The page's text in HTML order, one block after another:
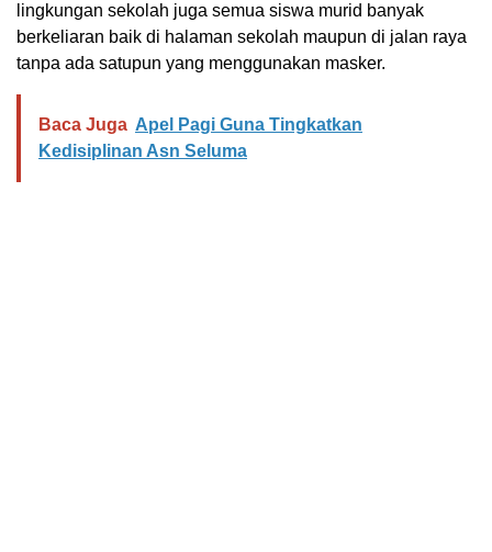
lingkungan sekolah juga semua siswa murid banyak
berkeliaran baik di halaman sekolah maupun di jalan raya
tanpa ada satupun yang menggunakan masker.
Baca Juga Apel Pagi Guna Tingkatkan
Kedisiplinan Asn Seluma